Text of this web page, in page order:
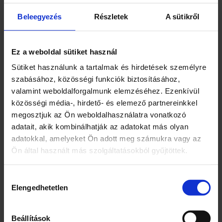
Beleegyezés Részletek A sütikről
Ez a weboldal sütiket használ
Sütiket használunk a tartalmak és hirdetések személyre
szabásához, közösségi funkciók biztosításához,
valamint weboldalforgalmunk elemzéséhez. Ezenkívül
közösségi média-, hirdető- és elemező partnereinkkel
megosztjuk az Ön weboldalhasználatra vonatkozó
adatait, akik kombinálhatják az adatokat más olyan
adatokkal, amelyeket Ön adott meg számukra vagy az
Ön által használt más szolgáltatásokból gyűjtöttek.
kiválasztása
Elengedhetetlen
Beállítások
n
y
s
é
g
Hagyományos watt megfelelőség 141 W
Feszültség tartomány 220-240 V
Átmérő 395 mm
Világítástecnikai Adatok
Fényáram 2 200 lm
Színhőmérséklet CW
Világítási szög 120 °
Chip típusa SMD
Színvisszaadási index >80